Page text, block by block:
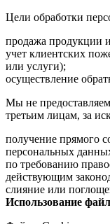
Цели обработки
продажа продукции
учет клиентских
или услуги);
осуществление
Мы не
третьим лицам, за
получение прямого
персональных
по требованию
действующим
слияние или
Использование